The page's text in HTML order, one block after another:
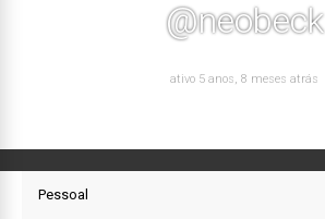
@neobeck
ativo 5 anos, 8 meses atrás
Pessoal